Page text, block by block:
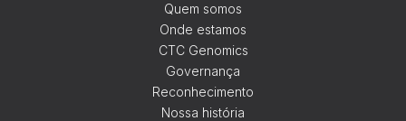
Quem somos
Onde estamos
CTC Genomics
Governança
Reconhecimento
Nossa história